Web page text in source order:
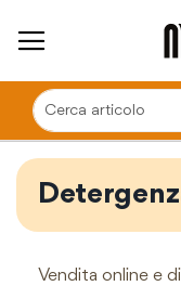
Vendita online e